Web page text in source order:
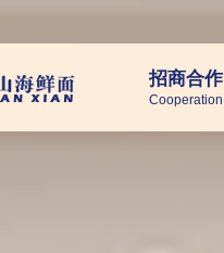
招商合作
Cooperation